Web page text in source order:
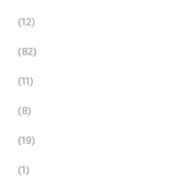
(12)
(82)
(11)
(8)
(19)
(1)